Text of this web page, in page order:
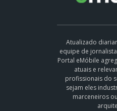
Atualizado
equipe de
Portal eMóbile
atuais e
profissionais do
sejam eles
marceneiros